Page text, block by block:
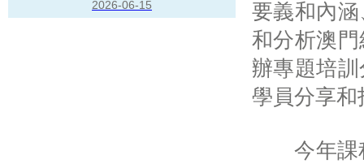
2026-06-15
要義和內
和分析澳
辦專題培
學員分享
今年課程